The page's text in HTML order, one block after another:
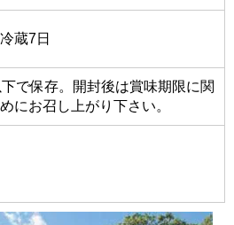
蔵7日
で保存。開封後は賞味期限に関
にお召し上がり下さい。